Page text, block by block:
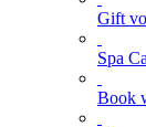
Gift
Spa
Book